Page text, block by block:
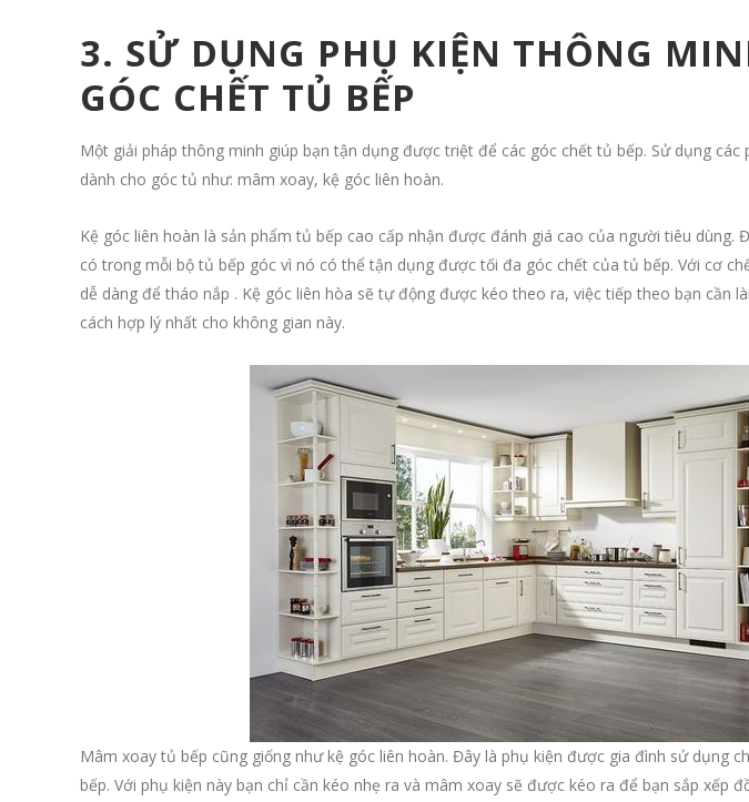
3. SỬ DỤNG PHỤ KIỆN THÔNG
GÓC CHẾT TỦ BẾP
Một giải pháp thông minh giúp bạn tận dụng được triệt để các góc chết tủ bếp. Sử dụng các
dành cho góc tủ như: mâm xoay, kệ góc liên hoàn.
Kệ góc liên hoàn là sản phẩm tủ bếp cao cấp nhận được đánh giá cao của người tiêu dùng.
có trong mỗi bộ tủ bếp góc vì nó có thể tận dụng được tối đa góc chết của tủ bếp. Với cơ
dễ dàng để tháo nắp . Kệ góc liên hòa sẽ tự động được kéo theo ra, việc tiếp theo bạn cần
cách hợp lý nhất cho không gian này.
Mâm xoay tủ bếp cũng giống như kệ góc liên hoàn. Đây là phụ kiện được gia đình sử dụng
bếp. Với phụ kiện này bạn chỉ cần kéo nhẹ ra và mâm xoay sẽ được kéo ra để bạn sắp xếp